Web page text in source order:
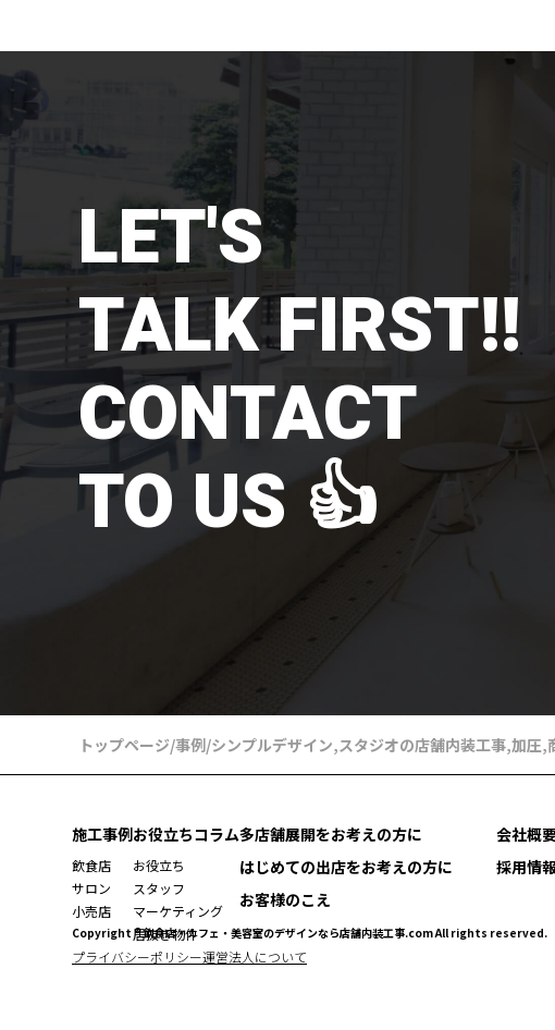
LET'S
TALK FIRST!!
CONTACT
TO US 👍
トップページ/事例/シンプルデザイン,スタジオの店舗内装工事,加圧,
施工事例
飲食店
サロン
小売店
お役立ちコラム
お役立ち
スタッフ
マーケティング
居抜き物件
多店舗展開をお考えの方に
はじめての出店をお考えの方に
お客様のこえ
会社概
採用情
プライバシーポリシー運営法人について
Copyright ® 飲食店・カフェ・美容室のデザインなら店舗内装工事.com All rights reserved.